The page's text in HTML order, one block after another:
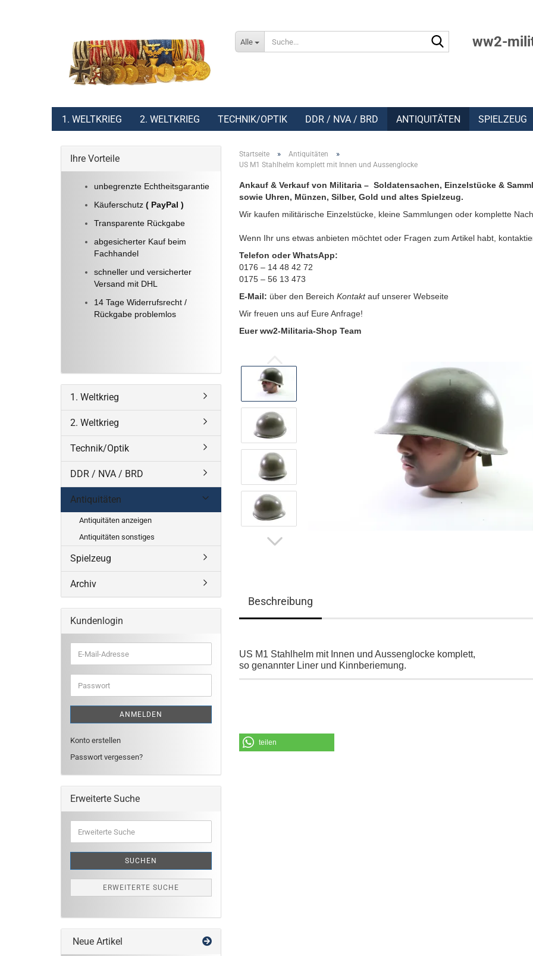
Alle ww2-
1. WELTKRIEG 2. WELTKRIEG TECHNIK/OPTIK DDR / NVA / BRD ANTIQUITÄTEN SPIELZEUG
Startseite » Antiquitäten »
US M1 Stahlhelm komplett mit Innen und Aussenglocke
Ankauf & Verkauf von Militaria – Soldatensachen, Einzelstücke &
sowie Uhren, Münzen, Silber, Gold und altes Spielzeug.
Wir kaufen militärische Einzelstücke, kleine Sammlungen oder komplette
Wenn Ihr uns etwas anbieten möchtet oder Fragen zum Artikel habt,
Telefon oder WhatsApp:
0176 – 14 48 42 72
0175 – 56 13 473
E-Mail: über den Bereich Kontakt auf unserer Webseite
Wir freuen uns auf Eure Anfrage!
Euer ww2-Militaria-Shop Team
Beschreibung
US M1 Stahlhelm mit Innen und Aussenglocke komplett,
so genannter Liner und Kinnberiemung.
teilen
Ihre Vorteile
unbegrenzte Echtheitsgarantie
Käuferschutz ( PayPal )
Transparente Rückgabe
abgesicherter Kauf beim
Fachhandel
schneller und versicherter
Versand mit DHL
14 Tage Widerrufsrecht /
Rückgabe problemlos
1. Weltkrieg
2. Weltkrieg
Technik/Optik
DDR / NVA / BRD
Antiquitäten
Antiquitäten anzeigen
Antiquitäten sonstiges
Spielzeug
Archiv
Kundenlogin
E-
Mail-
Adresse
Passwort
ANMELDEN
Konto erstellen
Passwort vergessen?
Erweiterte Suche
Suche
SUCHEN
ERWEITERTE SUCHE
Neue Artikel